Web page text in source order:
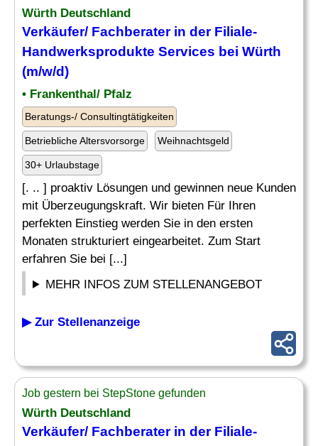
Würth Deutschland
Verkäufer/ Fachberater in der Filiale-
Handwerksprodukte Services bei Würth
(m/w/d)
• Frankenthal/ Pfalz
Beratungs-/ Consultingtätigkeiten
Betriebliche Altersvorsorge Weihnachtsgeld
30+ Urlaubstage
[. .. ] proaktiv Lösungen und gewinnen neue Kunden
mit Überzeugungskraft. Wir bieten Für Ihren
perfekten Einstieg werden Sie in den ersten
Monaten strukturiert eingearbeitet. Zum Start
erfahren Sie bei [...]
MEHR INFOS ZUM STELLENANGEBOT
▶ Zur Stellenanzeige
Job gestern bei StepStone gefunden
Würth Deutschland
Verkäufer/ Fachberater in der Filiale-